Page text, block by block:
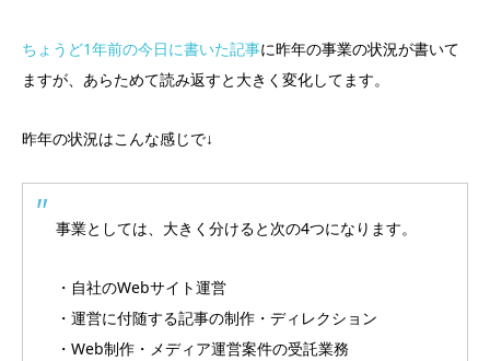
ちょうど1年前の今日に書いた記事に昨年の事業の状況が書いて
ますが、あらためて読み返すと大きく変化してます。
昨年の状況はこんな感じで↓
事業としては、大きく分けると次の4つになります。
・自社のWebサイト運営
・運営に付随する記事の制作・ディレクション
・Web制作・メディア運営案件の受託業務